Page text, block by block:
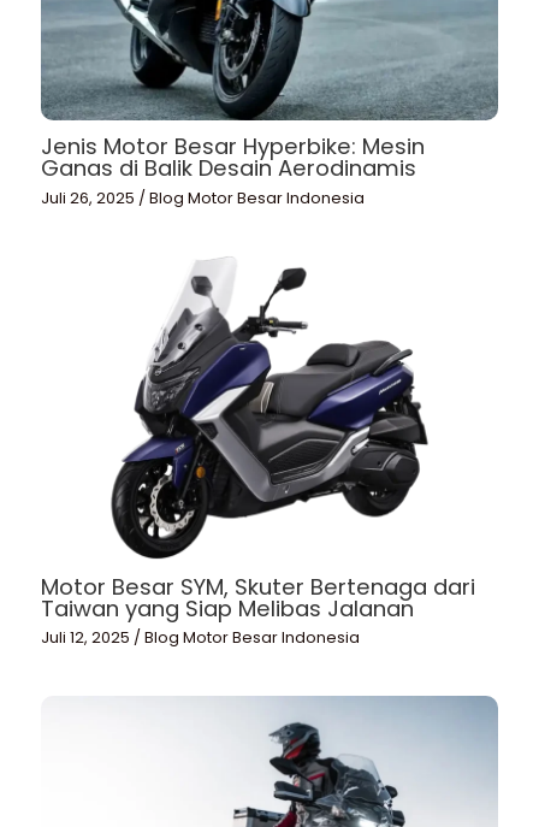
Jenis Motor Besar Hyperbike: Mesin
Ganas di Balik Desain Aerodinamis
Juli 26, 2025 /Blog Motor Besar Indonesia
Motor Besar SYM, Skuter Bertenaga dari
Taiwan yang Siap Melibas Jalanan
Juli 12, 2025 /Blog Motor Besar Indonesia